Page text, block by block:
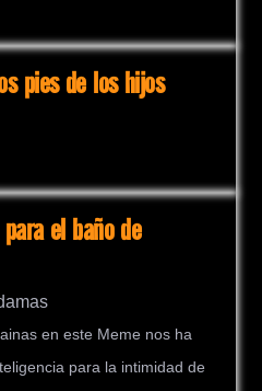
pies de los hijos
el baño de
en este Meme nos ha
para la intimidad de